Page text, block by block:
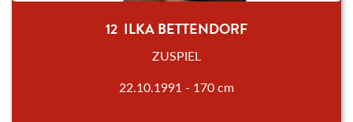
12 ILKA BETTENDORF
ZUSPIEL
22.10.1991 - 170 cm